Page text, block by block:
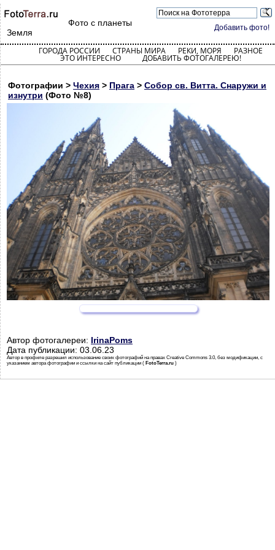
Добавить фото!
Фото с планеты
Земля
ГОРОДА РОССИИ СТРАНЫ МИРА РЕКИ, МОРЯ РАЗНОЕ
ЭТО ИНТЕРЕСНО ДОБАВИТЬ ФОТОГАЛЕРЕЮ!
Фотографии > Чехия > Прага > Собор св. Витта. Снаружи и
изнутри (Фото №8)
Автор фотогалереи: IrinaPoms
Дата публикации: 03.06.23
Автор в профиле разрешил использование своих фотографий на правах Creative Commons 3.0, без модификации, с
указанием автора фотографии и ссылки на сайт публикации ( FotoTerra.ru )